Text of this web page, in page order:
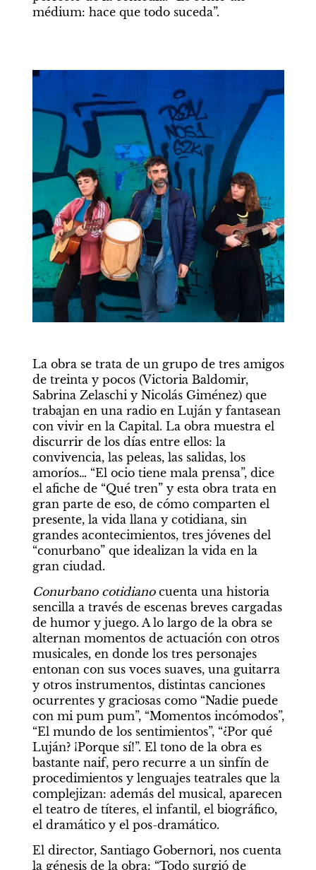
médium: hace que todo suceda”.
La obra se trata de un grupo de tres amigos
de treinta y pocos (Victoria Baldomir,
Sabrina Zelaschi y Nicolás Giménez) que
trabajan en una radio en Luján y fantasean
con vivir en la Capital. La obra muestra el
discurrir de los días entre ellos: la
convivencia, las peleas, las salidas, los
amoríos… “El ocio tiene mala prensa”, dice
el afiche de “Qué tren” y esta obra trata en
gran parte de eso, de cómo comparten el
presente, la vida llana y cotidiana, sin
grandes acontecimientos, tres jóvenes del
“conurbano” que idealizan la vida en la
gran ciudad.
Conurbano cotidiano cuenta una historia
sencilla a través de escenas breves cargadas
de humor y juego. A lo largo de la obra se
alternan momentos de actuación con otros
musicales, en donde los tres personajes
entonan con sus voces suaves, una guitarra
y otros instrumentos, distintas canciones
ocurrentes y graciosas como “Nadie puede
con mi pum pum”, “Momentos incómodos”,
“El mundo de los sentimientos”, “¿Por qué
Luján? ¡Porque sí!”. El tono de la obra es
bastante naif, pero recurre a un sinfín de
procedimientos y lenguajes teatrales que la
complejizan: además del musical, aparecen
el teatro de títeres, el infantil, el biográfico,
el dramático y el pos-dramático.
El director, Santiago Gobernori, nos cuenta
la génesis de la obra: “Todo surgió de